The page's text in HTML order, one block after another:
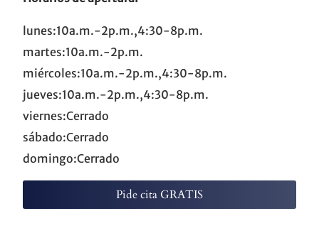
lunes:10a.m.-2p.m.,4:30-8p.m.
martes:10a.m.-2p.m.
miércoles:10a.m.-2p.m.,4:30-8p.m.
jueves:10a.m.-2p.m.,4:30-8p.m.
viernes:Cerrado
sábado:Cerrado
domingo:Cerrado
Pide cita GRATIS